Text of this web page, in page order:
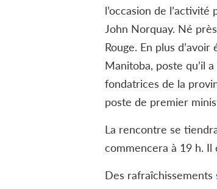
l’occasion de
John Norquay. Né
Rouge. En plus
Manitoba, poste qu’il
fondatrices de la
poste de premier
La rencontre se
commencera à 19 h. Il
Des rafraîchissements